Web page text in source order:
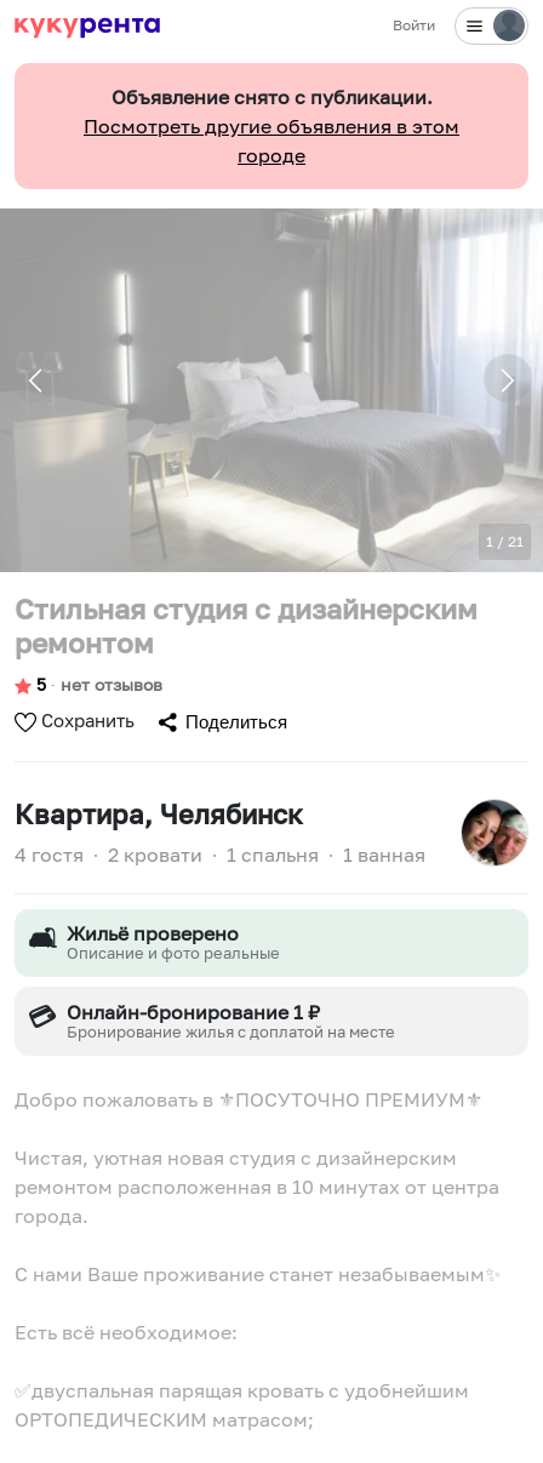
Войти
Объявление снято с публикации.
Посмотреть другие объявления в этом
городе
1 / 21
Стильная студия с дизайнерским
ремонтом
5 ∙ нет отзывов
Сохранить Поделиться
Квартира, Челябинск
4 гостя ∙ 2 кровати ∙ 1 спальня ∙ 1 ванная
🛋️ Жильё проверено
Описание и фото реальные
💳 Онлайн-бронирование 1 ₽
Бронирование жилья с доплатой на месте
Добро пожаловать в ⚜️ПОСУТОЧНО ПРЕМИУМ⚜️
Чистая, уютная новая студия с дизайнерским
ремонтом распoлoжeнная в 10 минутах от центра
города.
С нами Ваше проживание станет незабываемым✨
Есть всё необходимое:
✅двуспальная парящая кровать с удобнейшим
ОРТОПЕДИЧЕСКИМ матрасом;